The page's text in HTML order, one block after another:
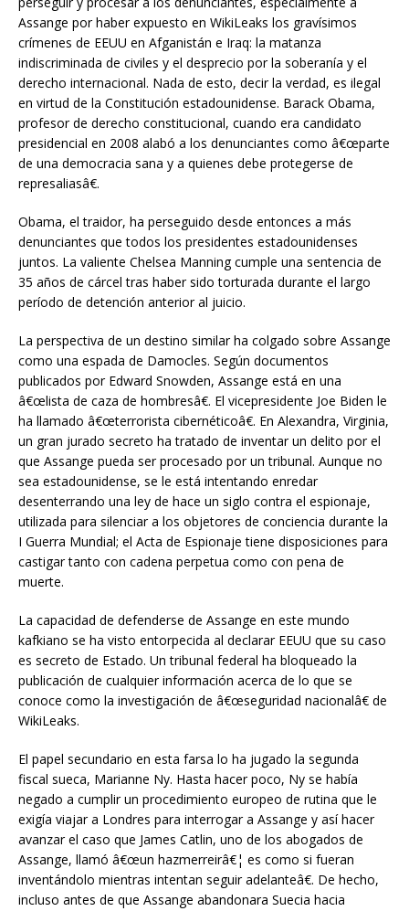
Assange por haber expuesto en WikiLeaks los gravísimos
crímenes de EEUU en Afganistán e Iraq: la matanza
indiscriminada de civiles y el desprecio por la soberanía y el
derecho internacional. Nada de esto, decir la verdad, es ilegal
en virtud de la Constitución estadounidense. Barack Obama,
profesor de derecho constitucional, cuando era candidato
presidencial en 2008 alabó a los denunciantes como â€œparte
de una democracia sana y a quienes debe protegerse de
represaliasâ€.
Obama, el traidor, ha perseguido desde entonces a más
denunciantes que todos los presidentes estadounidenses
juntos. La valiente Chelsea Manning cumple una sentencia de
35 años de cárcel tras haber sido torturada durante el largo
período de detención anterior al juicio.
La perspectiva de un destino similar ha colgado sobre Assange
como una espada de Damocles. Según documentos
publicados por Edward Snowden, Assange está en una
â€œlista de caza de hombresâ€. El vicepresidente Joe Biden le
ha llamado â€œterrorista cibernéticoâ€. En Alexandra, Virginia,
un gran jurado secreto ha tratado de inventar un delito por el
que Assange pueda ser procesado por un tribunal. Aunque no
sea estadounidense, se le está intentando enredar
desenterrando una ley de hace un siglo contra el espionaje,
utilizada para silenciar a los objetores de conciencia durante la
I Guerra Mundial; el Acta de Espionaje tiene disposiciones para
castigar tanto con cadena perpetua como con pena de
muerte.
La capacidad de defenderse de Assange en este mundo
kafkiano se ha visto entorpecida al declarar EEUU que su caso
es secreto de Estado. Un tribunal federal ha bloqueado la
publicación de cualquier información acerca de lo que se
conoce como la investigación de â€œseguridad nacionalâ€ de
WikiLeaks.
El papel secundario en esta farsa lo ha jugado la segunda
fiscal sueca, Marianne Ny. Hasta hacer poco, Ny se había
negado a cumplir un procedimiento europeo de rutina que le
exigía viajar a Londres para interrogar a Assange y así hacer
avanzar el caso que James Catlin, uno de los abogados de
Assange, llamó â€œun hazmerreirâ€¦ es como si fueran
inventándolo mientras intentan seguir adelanteâ€. De hecho,
incluso antes de que Assange abandonara Suecia hacia